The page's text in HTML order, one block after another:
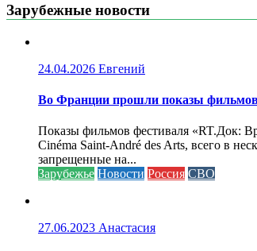
Зарубежные новости
24.04.2026 Евгений
Во Франции прошли показы
Показы фильмов фестиваля «RT.Док:
Cinéma Saint-André des Arts, всего в
запрещенные на...
Зарубежье Новости Россия СВО
27.06.2023 Анастасия